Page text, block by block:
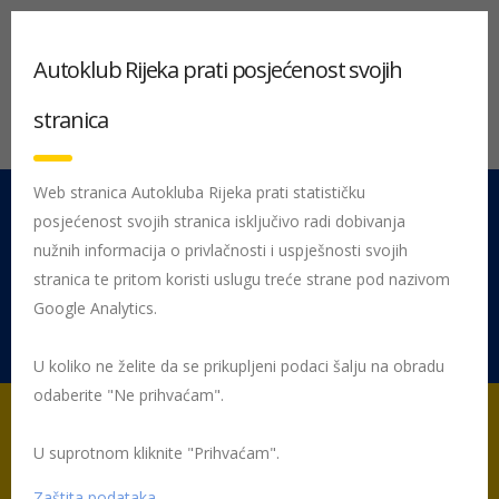
051 212 442 Centrala
Pon - Pet 08:00 - 16:00
Rujevica 9/1, 51000 Rijeka
Početna Posljednje objavljene novosti
Autoklub Rijeka prati posjećenost svojih
stranica
Web stranica Autokluba Rijeka prati statističku
posjećenost svojih stranica isključivo radi dobivanja
nužnih informacija o privlačnosti i uspješnosti svojih
stranica te pritom koristi uslugu treće strane pod nazivom
Google Analytics.
U koliko ne želite da se prikupljeni podaci šalju na obradu
odaberite "Ne prihvaćam".
U suprotnom kliknite "Prihvaćam".